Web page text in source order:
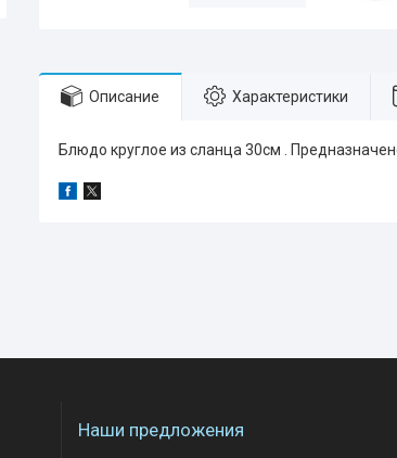
Описание Характеристики
Блюдо круглое из сланца 30см .
Наши предложения